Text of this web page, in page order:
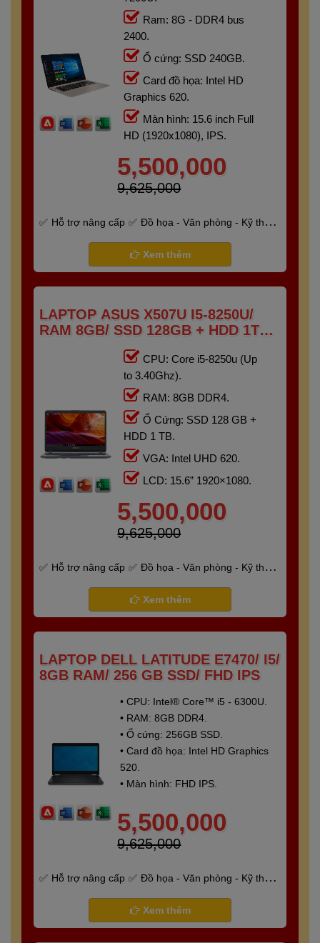
Ram: 8G - DDR4 bus
2400.
Ổ cứng: SSD 240GB.
Card đồ họa: Intel HD
Graphics 620.
Màn hình: 15.6 inch Full
HD (1920x1080), IPS.
5,500,000
9,625,000
Hỗ trợ nâng cấp
Đồ họa - Văn phòng - Kỹ thuật
Bảo hành 6 tháng
Xem thêm
LAPTOP ASUS X507U I5-8250U/
RAM 8GB/ SSD 128GB + HDD 1TB
CPU: Core i5-8250u (Up
to 3.40Ghz).
RAM: 8GB DDR4.
Ổ Cứng: SSD 128 GB +
HDD 1 TB.
VGA: Intel UHD 620.
LCD: 15.6” 1920×1080.
5,500,000
9,625,000
Hỗ trợ nâng cấp
Đồ họa - Văn phòng - Kỹ thuật
Bảo hành 6 tháng
Xem thêm
LAPTOP DELL LATITUDE E7470/ I5/
8GB RAM/ 256 GB SSD/ FHD IPS
• CPU: Intel® Core™ i5 - 6300U.
• RAM: 8GB DDR4.
• Ổ cứng: 256GB SSD.
• Card đồ họa: Intel HD Graphics
520.
• Màn hình: FHD IPS.
5,500,000
9,625,000
Hỗ trợ nâng cấp
Đồ họa - Văn phòng - Kỹ thuật
Bảo hành 6 tháng
Xem thêm